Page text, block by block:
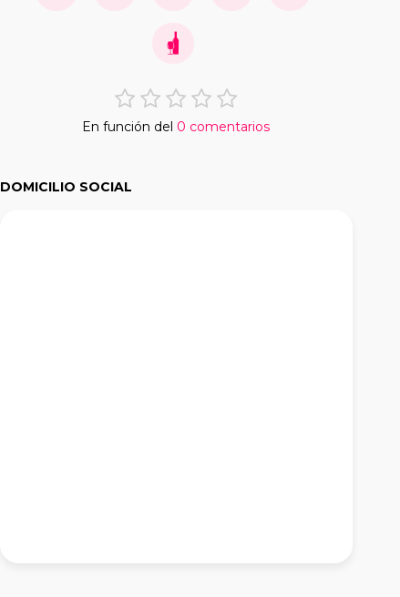
En función del 0 comentarios
DOMICILIO SOCIAL